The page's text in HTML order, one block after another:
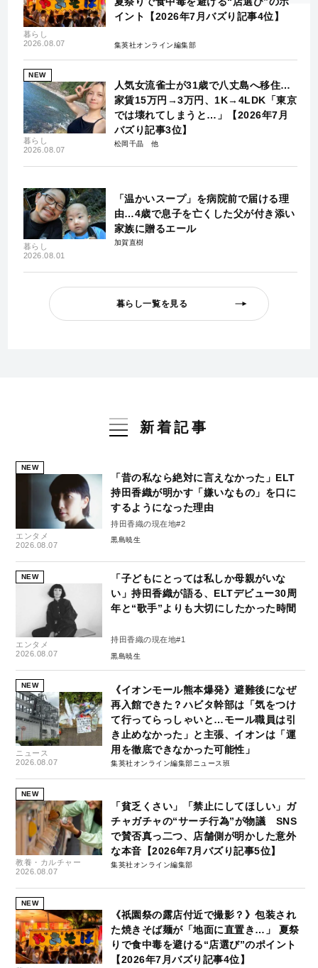
暮らし
2026.08.07
イント【2026年7月バズり記事4位】
集英社オンライン編集部
NEW
暮らし
2026.08.07
人気女流雀士が31歳で八丈島へ移住…
家賃15万円→3万円、1K→4LDK「東京
では壊れてしまうと…」【2026年7月
バズり記事3位】
松岡千晶
暮らし
2026.08.01
「温かいスープ」を病院前で届ける理
由…4歳で息子を亡くした父が付き添い
家族に贈るエール
加賀直樹
暮らし一覧を見る
新着記事
NEW
エンタメ
2026.08.07
「昔の私なら絶対に言えなかった」ELT
持田香織が明かす「嫌いなもの」を口に
するようになった理由
持田香織の現在地#2
黒島暁生
NEW
エンタメ
2026.08.07
「子どもにとっては私しか母親がいな
い」持田香織が語る、ELTデビュー30周
年と“歌手”よりも大切にしたかった時間
持田香織の現在地#1
黒島暁生
NEW
ニュース
2026.08.07
《イオンモール熊本爆発》避難後になぜ
再入館できた？ハビタ幹部は「気をつけ
て行ってらっしゃいと…モール職員は引
き止めなかった」と主張、イオンは「運
用を徹底できなかった可能性」
集英社オンライン編集部ニュース班
NEW
教養・カルチャー
2026.08.07
「貧乏くさい」「禁止にしてほしい」ガ
チャガチャの“サーチ行為”が物議 SNS
で賛否真っ二つ、店舗側が明かした意外
な本音【2026年7月バズり記事5位】
集英社オンライン編集部
NEW
《祇園祭の露店付近で撮影？》包装され
た焼きそば麺が「地面に直置き…」 夏祭
りで食中毒を避ける“店選び”のポイント
【2026年7月バズり記事4位】